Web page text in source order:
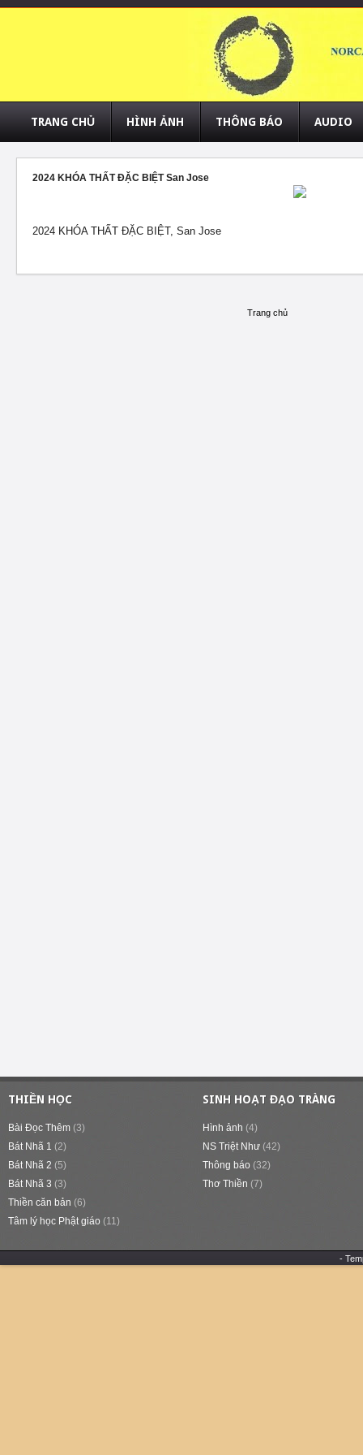
TRANG CHỦ HÌNH ẢNH THÔNG BÁO AUDIO
2024 KHÓA THẤT ĐẶC BIỆT San Jose
2024 KHÓA THẤT ĐẶC BIỆT, San Jose
Trang chủ
THIỀN HỌC
Bài Đọc Thêm (3)
Bát Nhã 1 (2)
Bát Nhã 2 (5)
Bát Nhã 3 (3)
Thiền căn bản (6)
Tâm lý học Phật giáo (11)
SINH HOẠT ĐẠO TRÀNG
Hình ảnh (4)
NS Triệt Như (42)
Thông báo (32)
Thơ Thiền (7)
-